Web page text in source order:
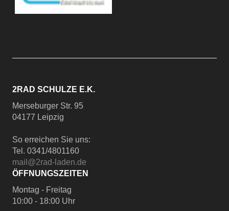
2RAD SCHULZE E.K.
Merseburger Str. 95
04177 Leipzig
So erreichen Sie uns:
Tel. 0341/4801160
mail@2rad-laden.de
ÖFFNUNGSZEITEN
Montag - Freitag
10:00 - 18:00 Uhr